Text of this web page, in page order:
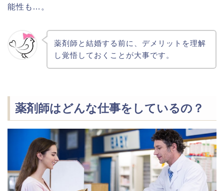
能性も…。
薬剤師と結婚する前に、デメリットを理解
し覚悟しておくことが大事です。
薬剤師はどんな仕事をしているの？